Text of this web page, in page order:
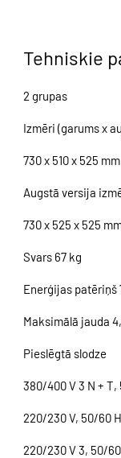
Tehniskie
2 grupas
Izmēri (garums x
730 x 510 x 525 mm
Augstā versija
730 x 525 x 525
Svars 67 kg
Enerģijas patēriņš
Maksimālā jauda
Pieslēgtā slodze
380/400 V 3 N + T,
220/230 V, 50/60
220/230 V 3, 50/